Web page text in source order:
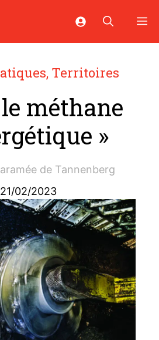
, Territoires
méthane
»
de Tannenberg
21/02/2023